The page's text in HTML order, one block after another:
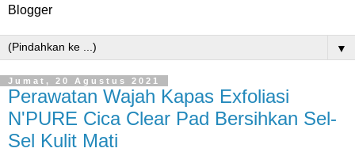
Blogger
▼
Jumat, 20 Agustus 2021
Perawatan Wajah Kapas Exfoliasi
N'PURE Cica Clear Pad Bersihkan Sel-
Sel Kulit Mati